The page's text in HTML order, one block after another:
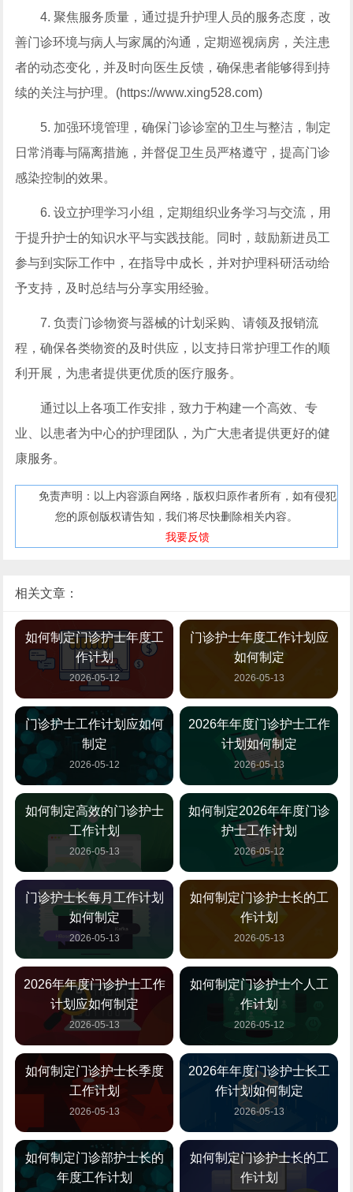
4. 聚焦服务质量，通过提升护理人员的服务态度，改
善门诊环境与病人与家属的沟通，定期巡视病房，关注患
者的动态变化，并及时向医生反馈，确保患者能够得到持
续的关注与护理。(https://www.xing528.com)
5. 加强环境管理，确保门诊诊室的卫生与整洁，制定
日常消毒与隔离措施，并督促卫生员严格遵守，提高门诊
感染控制的效果。
6. 设立护理学习小组，定期组织业务学习与交流，用
于提升护士的知识水平与实践技能。同时，鼓励新进员工
参与到实际工作中，在指导中成长，并对护理科研活动给
予支持，及时总结与分享实用经验。
7. 负责门诊物资与器械的计划采购、请领及报销流
程，确保各类物资的及时供应，以支持日常护理工作的顺
利开展，为患者提供更优质的医疗服务。
通过以上各项工作安排，致力于构建一个高效、专
业、以患者为中心的护理团队，为广大患者提供更好的健
康服务。
免责声明：以上内容源自网络，版权归原作者所有，如有侵犯
您的原创版权请告知，我们将尽快删除相关内容。
我要反馈
相关文章：
如何制定门诊护士年度工
作计划
2026-05-12
门诊护士年度工作计划应
如何制定
2026-05-13
门诊护士工作计划应如何
制定
2026-05-12
2026年年度门诊护士工作
计划如何制定
2026-05-13
如何制定高效的门诊护士
工作计划
2026-05-13
如何制定2026年年度门诊
护士工作计划
2026-05-12
门诊护士长每月工作计划
如何制定
2026-05-13
如何制定门诊护士长的工
作计划
2026-05-13
2026年年度门诊护士工作
计划应如何制定
2026-05-13
如何制定门诊护士个人工
作计划
2026-05-12
如何制定门诊护士长季度
工作计划
2026-05-13
2026年年度门诊护士长工
作计划如何制定
2026-05-13
如何制定门诊部护士长的
年度工作计划
如何制定门诊护士长的工
作计划